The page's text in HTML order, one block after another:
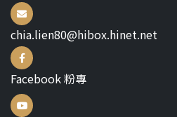
chia.lien80@hibox.hinet.net
Facebook 粉專